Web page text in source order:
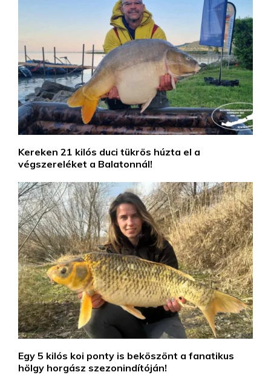
Kereken 21 kilós duci tükrös húzta el a
végszereléket a Balatonnál!
Egy 5 kilós koi ponty is beköszönt a fanatikus
hölgy horgász szezonindítóján!